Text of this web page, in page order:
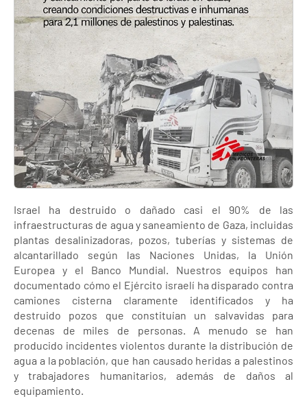
Israel ha destruido o dañado casi el 90% de las
infraestructuras de agua y saneamiento de Gaza, incluidas
plantas desalinizadoras, pozos, tuberías y sistemas de
alcantarillado según las Naciones Unidas, la Unión
Europea y el Banco Mundial. Nuestros equipos han
documentado cómo el Ejército israelí ha disparado contra
camiones cisterna claramente identificados y ha
destruido pozos que constituían un salvavidas para
decenas de miles de personas. A menudo se han
producido incidentes violentos durante la distribución de
agua a la población, que han causado heridas a palestinos
y trabajadores humanitarios, además de daños al
equipamiento.